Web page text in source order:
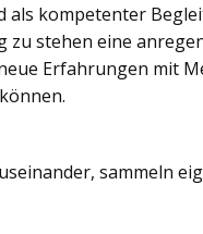
als kompetenter
zu stehen eine
Erfahrungen mit
sammeln